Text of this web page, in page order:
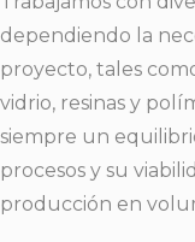
dependiendo la
proyecto, tales
vidrio, resinas y
siempre un
procesos y su
producción en